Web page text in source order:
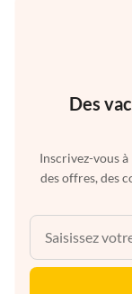
Des
Inscrivez-vous
des offres, des